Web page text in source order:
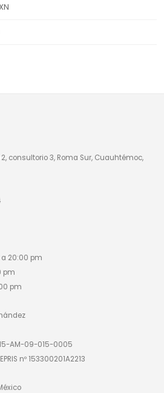
consultorio 3, Roma Sur, Cuauhtémoc,
20:00 pm
pm
pm
15-AM-09-015-0005
nº 153300201A2213